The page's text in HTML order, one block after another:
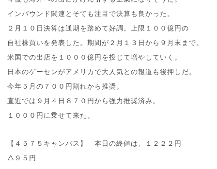
インバウンド関連とそても注目で決算も良かった。
２月１０日決算は通期を踏めて好調。上限１００億円の
自社株買いを発表した。期間が２月１３日から９月末まで。
米国での出店を１０００億円を投じて増やしていく。
日本のゲーセンがアメリカで大人気との報道も後押しだ。
今年５月の７００円割れから推奨。
直近では９月４日８７０円から強力推奨済み。
１０００円に乗せて来た。
【４５７５キャンバス】 本日の終値は、１２２２円
△９５円